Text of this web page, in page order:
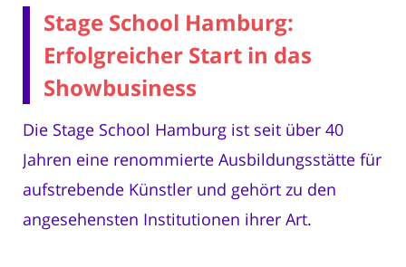
Stage School Hamburg:
Erfolgreicher Start in das
Showbusiness
Die Stage School Hamburg ist seit über 40
Jahren eine renommierte Ausbildungsstätte für
aufstrebende Künstler und gehört zu den
angesehensten Institutionen ihrer Art.